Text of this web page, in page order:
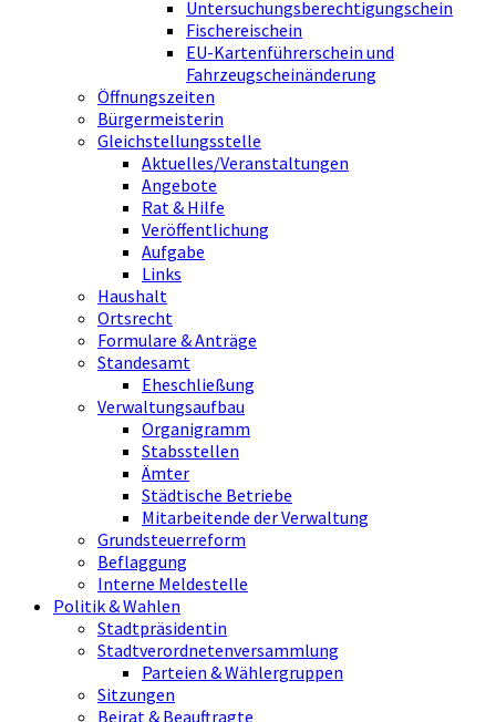
Untersuchungsberechtigungschein
Fischereischein
EU-Kartenführerschein und
Fahrzeugscheinänderung
Öffnungszeiten
Bürgermeisterin
Gleichstellungsstelle
Aktuelles/Veranstaltungen
Angebote
Rat & Hilfe
Veröffentlichung
Aufgabe
Links
Haushalt
Ortsrecht
Formulare & Anträge
Standesamt
Eheschließung
Verwaltungsaufbau
Organigramm
Stabsstellen
Ämter
Städtische Betriebe
Mitarbeitende der Verwaltung
Grundsteuerreform
Beflaggung
Interne Meldestelle
Politik & Wahlen
Stadtpräsidentin
Stadtverordnetenversammlung
Parteien & Wählergruppen
Sitzungen
Beirat & Beauftragte